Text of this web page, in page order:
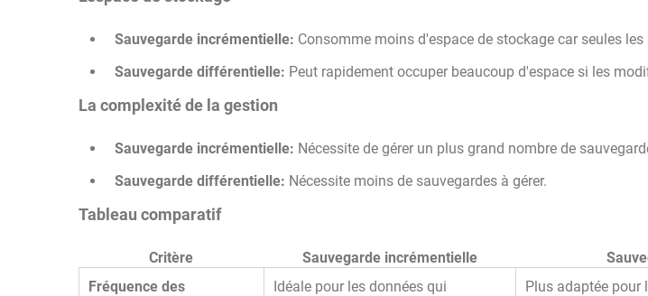
Sauvegarde incrémentielle: Consomme moins d'espace de stockage car seules
Sauvegarde différentielle: Peut rapidement occuper beaucoup d'espace si les
La complexité de la gestion
Sauvegarde incrémentielle: Nécessite de gérer un plus grand nombre de
Sauvegarde différentielle: Nécessite moins de sauvegardes à gérer.
Tableau comparatif
Critère Sauvegarde incrémentielle
Fréquence des
Idéale pour les données qui
Plus adaptée pour